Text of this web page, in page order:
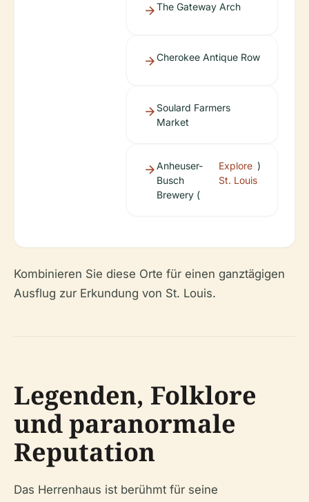
The Gateway Arch
Cherokee Antique Row
Soulard Farmers
Market
Anheuser-
Busch
Brewery (
Explore
St. Louis
)
Kombinieren Sie diese Orte für einen ganztägigen
Ausflug zur Erkundung von St. Louis.
Legenden, Folklore
und paranormale
Reputation
Das Herrenhaus ist berühmt für seine